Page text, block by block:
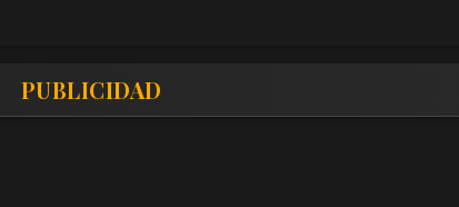
PUBLICIDAD